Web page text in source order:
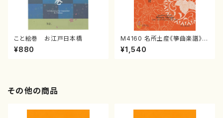
こと絵巻 お江戸日本橋
¥880
M4160 名所土産《箏曲楽譜》
（箏/宮城喜代子・宮城数江著・
宮城宗家監修/箏曲古典楽譜）
¥1,540
その他の商品